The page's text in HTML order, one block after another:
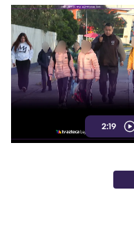
2:19